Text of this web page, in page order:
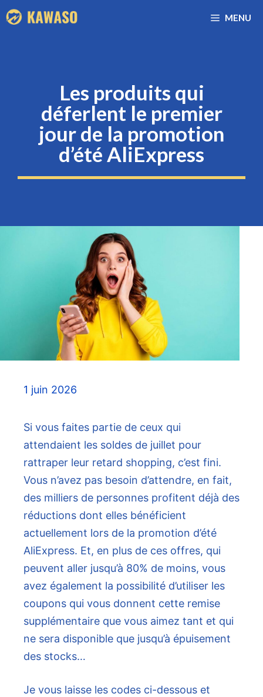
Aller
au
MENU
Les produits qui
déferlent le premier
jour de la promotion
d’été AliExpress
1 juin 2026
Si vous faites partie de ceux qui
attendaient les soldes de juillet pour
rattraper leur retard shopping, c’est fini.
Vous n’avez pas besoin d’attendre, en fait,
des milliers de personnes profitent déjà des
réductions dont elles bénéficient
actuellement lors de la promotion d’été
AliExpress. Et, en plus de ces offres, qui
peuvent aller jusqu’à 80% de moins, vous
avez également la possibilité d’utiliser les
coupons qui vous donnent cette remise
supplémentaire que vous aimez tant et qui
ne sera disponible que jusqu’à épuisement
des stocks…
Je vous laisse les codes ci-dessous et